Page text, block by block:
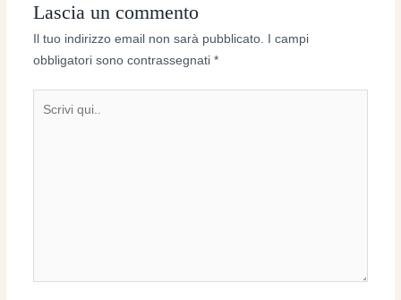
Lascia un commento
Il tuo indirizzo email non sarà pubblicato. I campi
obbligatori sono contrassegnati *